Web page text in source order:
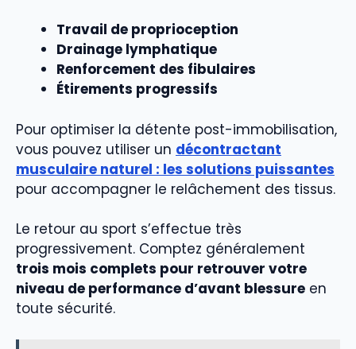
Travail de proprioception
Drainage lymphatique
Renforcement des fibulaires
Étirements progressifs
Pour optimiser la détente post-immobilisation,
vous pouvez utiliser un décontractant
musculaire naturel : les solutions puissantes
pour accompagner le relâchement des tissus.
Le retour au sport s’effectue très
progressivement. Comptez généralement
trois mois complets pour retrouver votre
niveau de performance d’avant blessure en
toute sécurité.